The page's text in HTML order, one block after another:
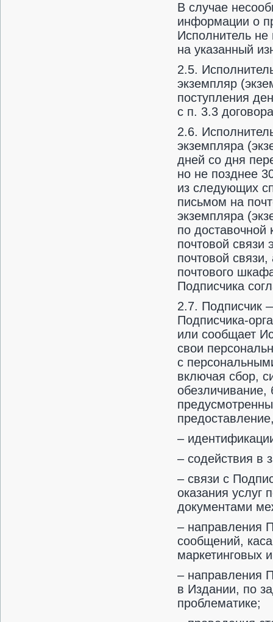
В случае
информации о
Исполнитель не
на указанный
2.5.
экземпляр
поступления
с п. 3.3
2.6.
экземпляра
дней со дня
но не позднее
из следующих
письмом на
экземпляра
по
почтовой связи
почтовой
почтового
Подписчика
2.7. Подписчик
Подписчика-
или сообщает
свои
с
включая сбор,
обезличивание,
–
– содействия в
– связи с
оказания услуг
документами
– направления
сообщений,
маркетинговых
– направления
в Издании, по
проблематике;